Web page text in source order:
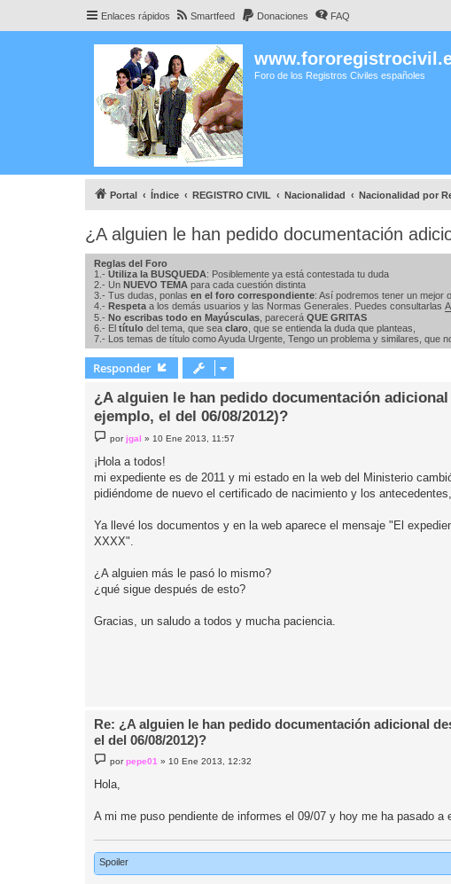
Enlaces rápidos Smartfeed Donaciones FAQ
Foro de los Registros Civiles españoles
Portal Índice REGISTRO CIVIL Nacionalidad Nacionalidad por
¿A alguien le han pedido documentación
Reglas del Foro
1.- Utiliza la BUSQUEDA: Posiblemente ya está contestada tu duda
2.- Un NUEVO TEMA para cada cuestión distinta
3.- Tus dudas, ponlas en el foro correspondiente: Así podremos tener un mejor
4.- Respeta a los demás usuarios y las Normas Generales. Puedes consultarlas
5.- No escribas todo en Mayúsculas , parecerá QUE GRITAS
6.- El título del tema, que sea claro , que se entienda la duda que planteas,
7.- Los temas de título como Ayuda Urgente, Tengo un problema y similares, que
Responder
¿A alguien le han pedido documentación
ejemplo, el del 06/08/2012)?
e
n
s
a
j
e
porjgal » 10 Ene 2013, 11:57
¡Hola a todos!
mi expediente es de 2011 y mi estado en la web del Ministerio
pidiéndome de nuevo el certificado de nacimiento y los
Ya llevé los documentos y en la web aparece el mensaje "El
XXXX".
¿A alguien más le pasó lo mismo?
¿qué sigue después de esto?
Gracias, un saludo a todos y mucha paciencia.
Re: ¿A alguien le han pedido documentación adicional
el del 06/08/2012)?
e
n
s
e
porpepe01 » 10 Ene 2013, 12:32
Hola,
A mi me puso pendiente de informes el 09/07 y hoy me ha pasado a
Spoiler